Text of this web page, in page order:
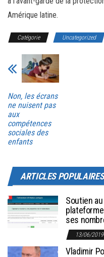
Amérique latine.
Catégorie Uncategorized
Non, les écrans
ne nuisent pas
aux
compétences
sociales des
enfants
ARTICLES POPULAIRES
Soutien au
ses
13/06/2019
Vladimir